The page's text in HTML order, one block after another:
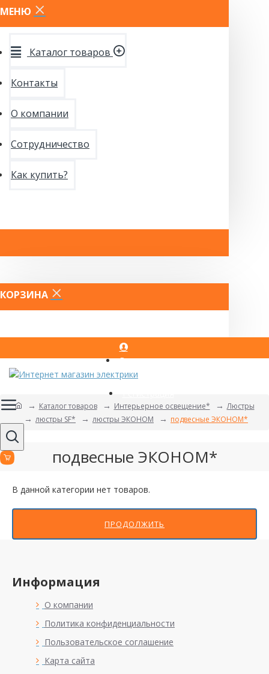
МЕНЮ
Каталог товаров
Контакты
О компании
Сотрудничество
Как купить?
КОРЗИНА
Вход
Каталог товаров Интерьерное освещение*
Люстры
люстры SF*
люстры ЭКОНОМ подвесные ЭКОНОМ*
подвесные ЭКОНОМ*
В данной категории нет товаров.
ПРОДОЛЖИТЬ
Информация
О компании
Политика конфиденциальности
Пользовательское соглашение
Карта сайта